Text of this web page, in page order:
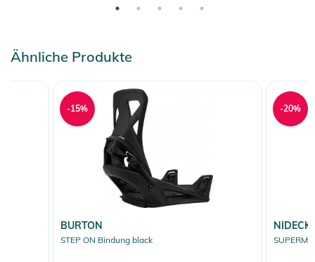
Ähnliche Produkte
BURTON
STEP ON Bindung black
-15% -20%